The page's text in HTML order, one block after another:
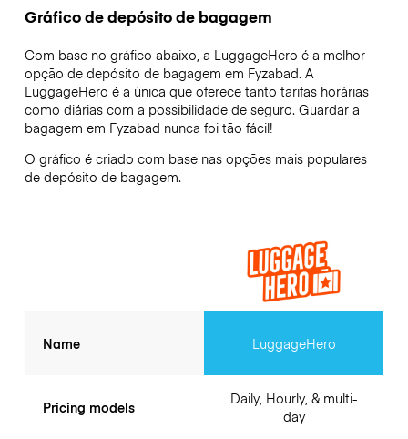
Gráfico de depósito de bagagem
Com base no gráfico abaixo, a LuggageHero é a melhor
opção de depósito de bagagem em Fyzabad. A
LuggageHero é a única que oferece tanto tarifas horárias
como diárias com a possibilidade de seguro. Guardar a
bagagem em Fyzabad nunca foi tão fácil!
O gráfico é criado com base nas opções mais populares
de depósito de bagagem.
Name
Pricing models
LuggageHero
Daily, Hourly, & multi-
day